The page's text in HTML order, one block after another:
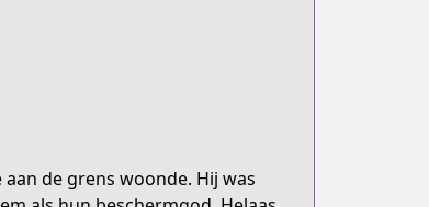
de grens woonde. Hij was